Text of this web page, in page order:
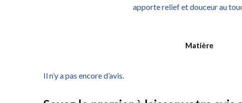
apporte relief et douceur au
Matière
Il n’y a pas encore d’avis.